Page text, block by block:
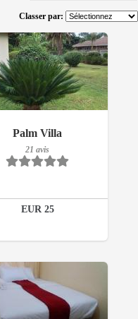
Classer par:
Palm Villa
21 avis
EUR 25
21 avis
Détails